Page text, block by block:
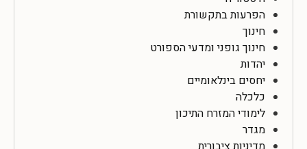
הפרעות בתקשורת
חינוך
חינוך גופני ומדעי הספורט
יהדות
יחסים בינלאומיים
כלכלה
לימודי המזרח התיכון
מגדר